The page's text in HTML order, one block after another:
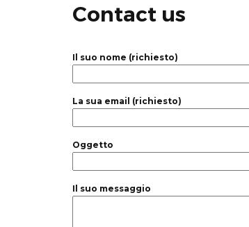
Contact us
Il suo nome (richiesto)
La sua email (richiesto)
Oggetto
Il suo messaggio